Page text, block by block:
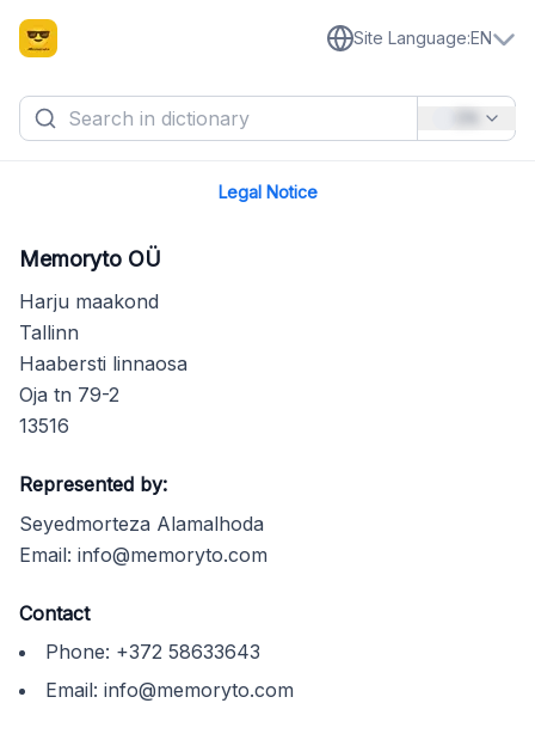
Site Language:EN
Legal Notice
Memoryto OÜ
Harju maakond
Tallinn
Haabersti linnaosa
Oja tn 79-2
13516
Represented by:
Seyedmorteza Alamalhoda
Email: info@memoryto.com
Contact
Phone: +372 58633643
Email: info@memoryto.com